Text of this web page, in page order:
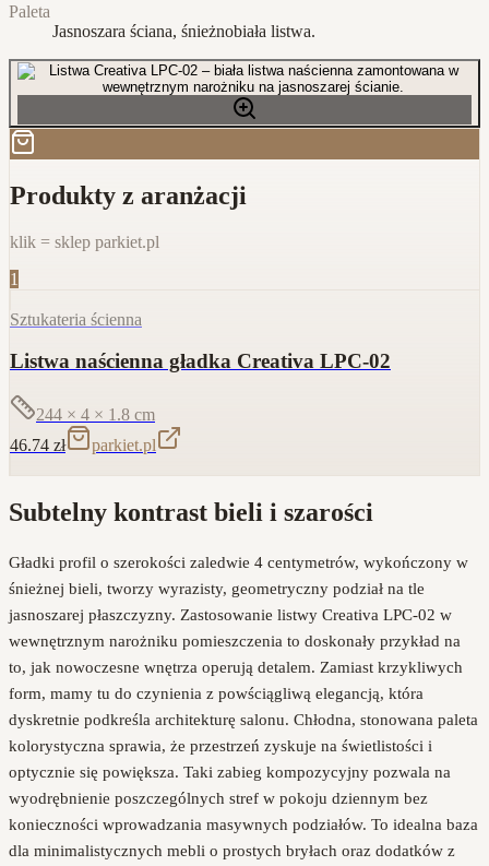
Paleta
Jasnoszara ściana, śnieżnobiała listwa.
Produkty z aranżacji
klik = sklep parkiet.pl
1
Sztukateria ścienna
Listwa naścienna gładka Creativa LPC-02
244 × 4 × 1.8 cm
46.74 zł parkiet.pl
Subtelny kontrast bieli i szarości
Gładki profil o szerokości zaledwie 4 centymetrów, wykończony w
śnieżnej bieli, tworzy wyrazisty, geometryczny podział na tle
jasnoszarej płaszczyzny. Zastosowanie listwy Creativa LPC-02 w
wewnętrznym narożniku pomieszczenia to doskonały przykład na
to, jak nowoczesne wnętrza operują detalem. Zamiast krzykliwych
form, mamy tu do czynienia z powściągliwą elegancją, która
dyskretnie podkreśla architekturę salonu. Chłodna, stonowana paleta
kolorystyczna sprawia, że przestrzeń zyskuje na świetlistości i
optycznie się powiększa. Taki zabieg kompozycyjny pozwala na
wyodrębnienie poszczególnych stref w pokoju dziennym bez
konieczności wprowadzania masywnych podziałów. To idealna baza
dla minimalistycznych mebli o prostych bryłach oraz dodatków z